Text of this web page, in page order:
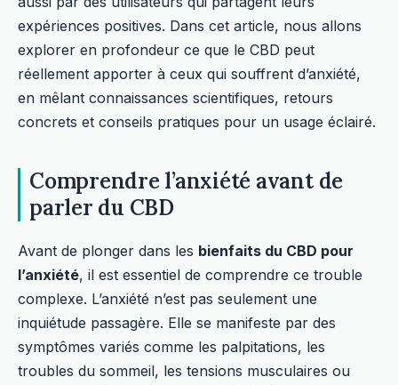
expériences positives. Dans cet article, nous allons
explorer en profondeur ce que le CBD peut
réellement apporter à ceux qui souffrent d’anxiété,
en mêlant connaissances scientifiques, retours
concrets et conseils pratiques pour un usage éclairé.
Comprendre l’anxiété avant de
parler du CBD
Avant de plonger dans les bienfaits du CBD pour
l’anxiété, il est essentiel de comprendre ce trouble
complexe. L’anxiété n’est pas seulement une
inquiétude passagère. Elle se manifeste par des
symptômes variés comme les palpitations, les
troubles du sommeil, les tensions musculaires ou